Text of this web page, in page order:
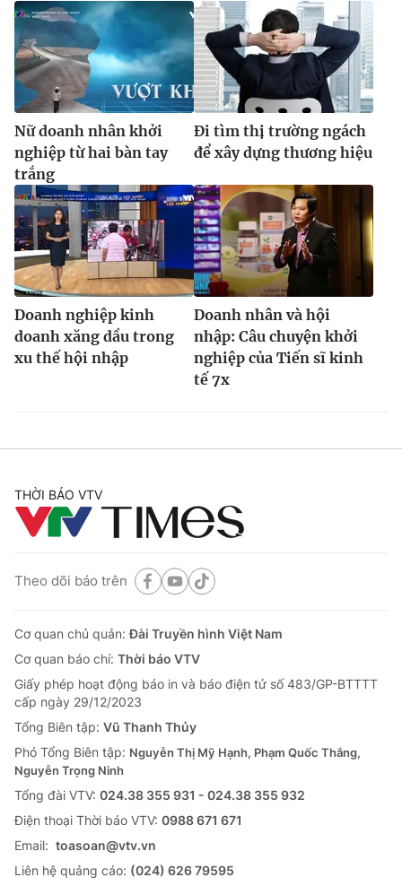
Nữ doanh nhân khởi
nghiệp từ hai bàn tay
trắng
Đi tìm thị trường ngách
để xây dựng thương hiệu
Doanh nghiệp kinh
doanh xăng dầu trong
xu thế hội nhập
Doanh nhân và hội
nhập: Câu chuyện khởi
nghiệp của Tiến sĩ kinh
tế 7x
THỜI BÁO VTV
Theo dõi báo trên
Cơ quan chủ quản:Đài Truyền hình Việt Nam
Cơ quan báo chí: Thời báo VTV
Giấy phép hoạt động báo in và báo điện tử số 483/GP-BTTTT
cấp ngày 29/12/2023
Tổng Biên tập: Vũ Thanh Thủy
Phó Tổng Biên tập: Nguyễn Thị Mỹ Hạnh, Phạm Quốc Thắng,
Nguyễn Trọng Ninh
Tổng đài VTV: 024.38 355 931 - 024.38 355 932
Ðiện thoại Thời báo VTV: 0988 671 671
Email: toasoan@vtv.vn
Liên hệ quảng cáo: (024) 626 79595